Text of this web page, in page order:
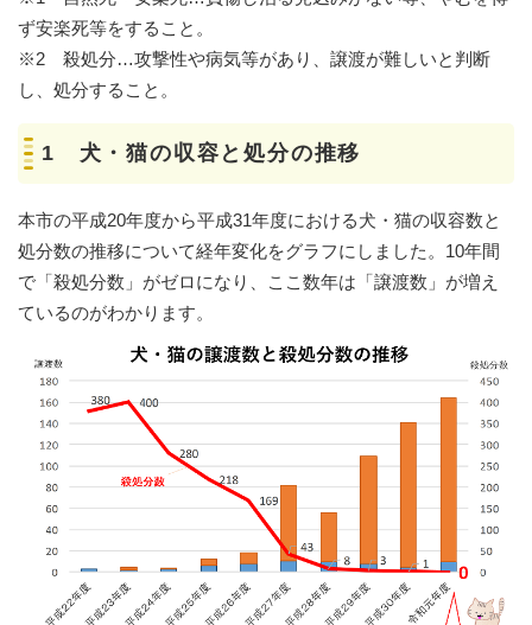
ず安楽死等をすること。
※2 殺処分…攻撃性や病気等があり、譲渡が難しいと判断
し、処分すること。
1 犬・猫の収容と処分の推移
本市の平成20年度から平成31年度における犬・猫の収容数と
処分数の推移について経年変化をグラフにしました。10年間
で「殺処分数」がゼロになり、ここ数年は「譲渡数」が増え
ているのがわかります。